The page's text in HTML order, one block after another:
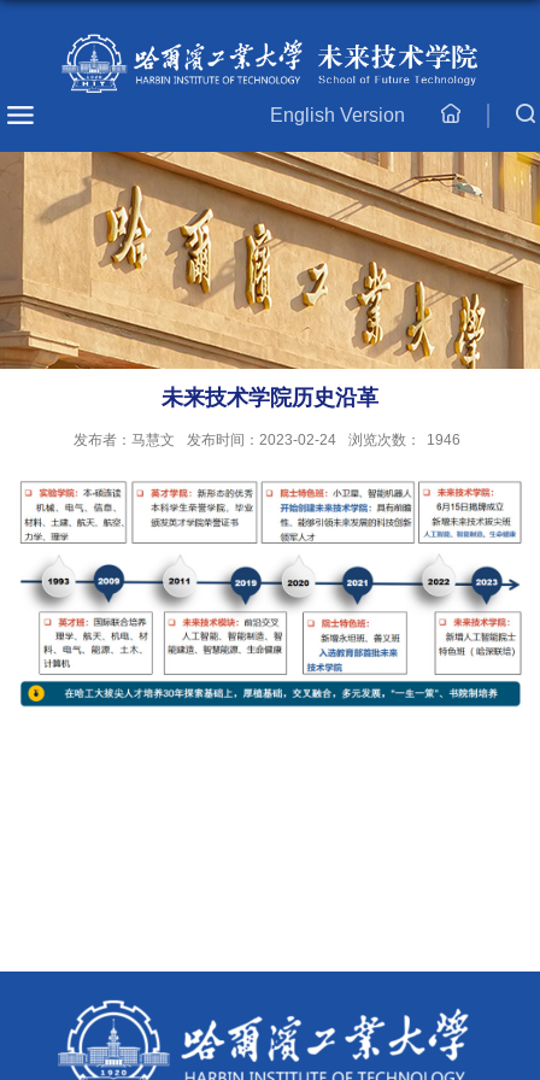
English Version
主
未来技术学院历史沿革
发布者：马慧文 发布时间：2023-02-24 浏览次数： 1946